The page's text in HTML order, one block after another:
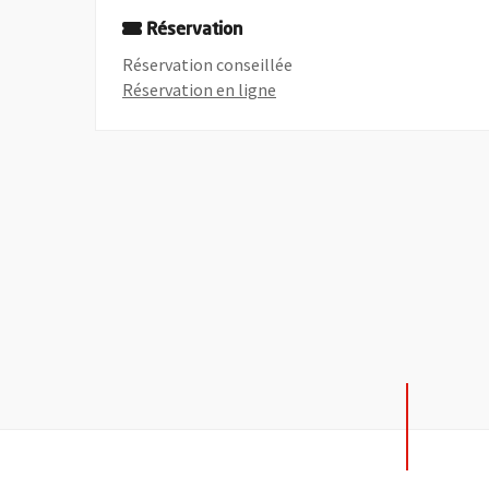
Réservation
Réservation conseillée
Réservation en ligne